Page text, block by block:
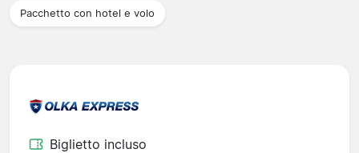
Pacchetto con hotel e volo
Biglietto incluso